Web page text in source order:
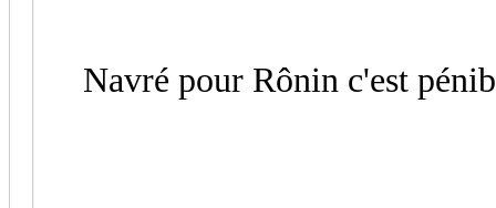
Navré pour Rônin c'est